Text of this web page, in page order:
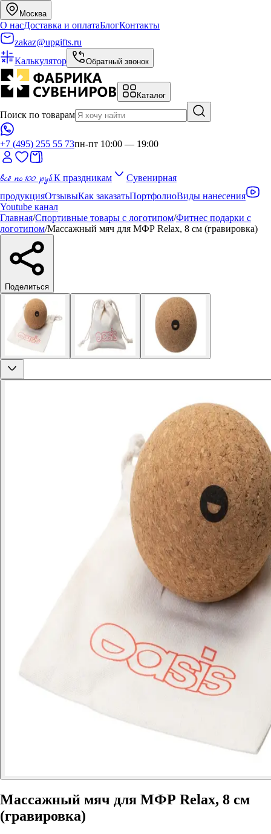
Москва
О насДоставка и оплатаБлогКонтакты
zakaz@upgifts.ru
Калькулятор
Обратный звонок
Каталог
Поиск по товарам
+7 (495) 255 55 73пн-пт 10:00 — 19:00
всё по 100 руб.К праздникам
Сувенирная
продукцияОтзывыКак заказатьПортфолиоВиды нанесения
Youtube канал
Главная/Спортивные товары с логотипом/Фитнес подарки с
логотипом/Массажный мяч для МФР Relax, 8 см (гравировка)
Поделиться
Массажный мяч для МФР Relax, 8 см
(гравировка)